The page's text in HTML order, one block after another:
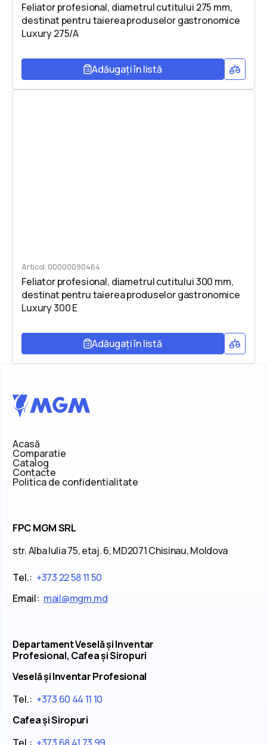
Feliator profesional, diametrul cutitului 275 mm,
destinat pentru taierea produselor gastronomice
Luxury 275/A
Adăugați în listă
Articol: 00000090464
Feliator profesional, diametrul cutitului 300 mm,
destinat pentru taierea produselor gastronomice
Luxury 300 E
Adăugați în listă
Acasă
Comparatie
Catalog
Contacte
Politica de confidentialitate
FPC MGM SRL
str. Alba Iulia 75, etaj. 6, MD2071 Chisinau, Moldova
Tel.: +373 22 58 11 50
Email: mail@mgm.md
Departament Veselă și Inventar
Profesional, Cafea și Siropuri
Veselă și Inventar Profesional
Tel.: +373 60 44 11 10
Cafea și Siropuri